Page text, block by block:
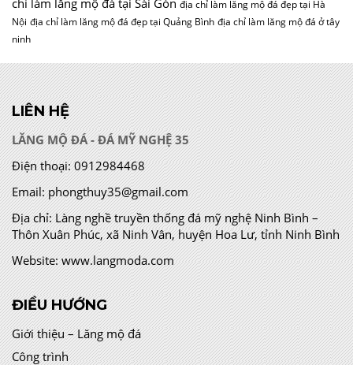
địa chỉ làm lăng mộ đá đẹp tại Hà
Nội địa chỉ làm lăng mộ đá đẹp tại Quảng Bình địa chỉ làm lăng mộ đá ở tây
ninh
LIÊN HỆ
LĂNG MỘ ĐÁ - ĐÁ MỸ NGHỆ 35
Điện thoại: 0912984468
Email: phongthuy35@gmail.com
Địa chỉ:Làng nghề truyền thống đá mỹ nghệ Ninh Bình –
Thôn Xuân Phúc, xã Ninh Vân, huyện Hoa Lư, tỉnh Ninh Bình
Website: www.langmoda.com
ĐIỀU HƯỚNG
Giới thiệu – Lăng mộ đá
Công trình